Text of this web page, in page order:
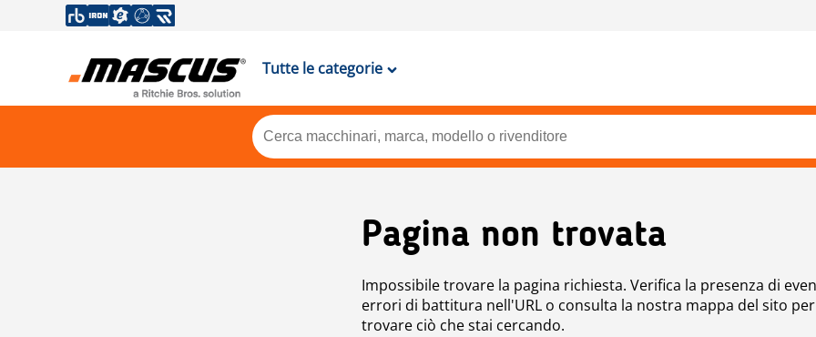
Tutte le categorie
Pagina non trovata
Impossibile trovare la pagina richiesta. Verifica la presenza di
errori di battitura nell'URL o consulta la nostra mappa del sito per
trovare ciò che stai cercando.